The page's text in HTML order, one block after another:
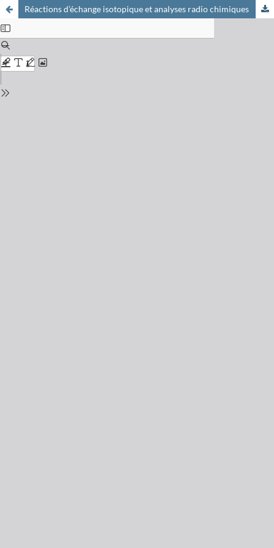
Réactions d’échange isotopique et analyses radio chimiques